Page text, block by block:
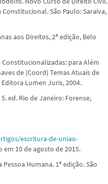
São Paulo: Saraiva,
aos Direitos, 2ª edição, Belo
Constitucionalizadas: para Além
de (Coord) Temas Atuais de
Lumen Juris, 2004.
ed. Rio de Janeiro: Forense,
escritura-de-uniao-
10 de agosto de 2015.
Pessoa Humana. 1ª edição. São